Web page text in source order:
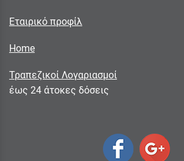
Εταιρικό προφίλ
Home
Τραπεζικοί Λογαριασμοί
έως 24 άτοκες δόσεις